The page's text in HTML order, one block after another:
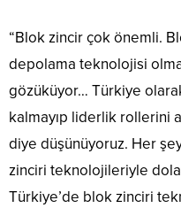
“Blok zincir çok önemli.
depolama teknolojisi
gözüküyor… Türkiye
kalmayıp liderlik rollerini
diye düşünüyoruz. Her
zinciri teknolojileriyle
Türkiye’de blok zinciri